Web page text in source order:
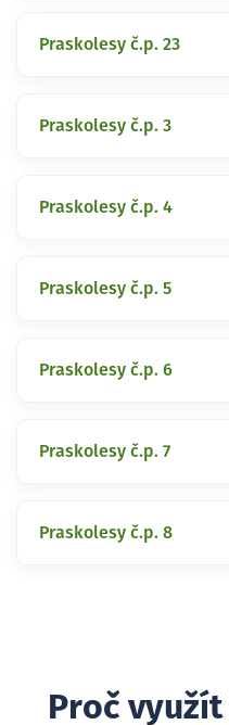
Praskolesy č.p. 23
Praskolesy č.p. 3
Praskolesy č.p. 4
Praskolesy č.p. 5
Praskolesy č.p. 6
Praskolesy č.p. 7
Praskolesy č.p. 8
Proč